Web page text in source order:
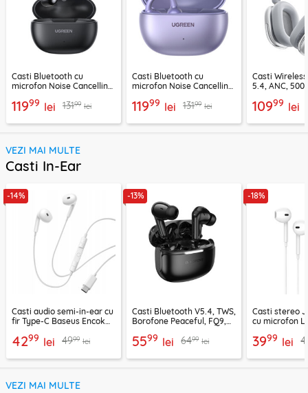
Casti Bluetooth cu
microfon Noise Cancelling
11999 lei 13199 lei
Casti Bluetooth cu
microfon Noise Cancelling
11999 lei 13199 lei
Casti
5.4, ANC,
10999 lei
VEZI MAI MULTE
Casti In-Ear
-14%
Casti audio semi-in-ear cu
fir Type-C Baseus Encok
4299 lei 4999 lei
-13%
Casti Bluetooth V5.4, TWS,
Borofone Peaceful, FQ9,
5599 lei 6499 lei
-18%
Casti stereo
cu microfon
3999 lei
VEZI MAI MULTE